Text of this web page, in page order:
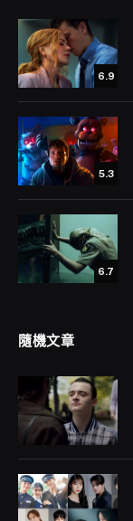
6.9
5.3
6.7
隨機文章